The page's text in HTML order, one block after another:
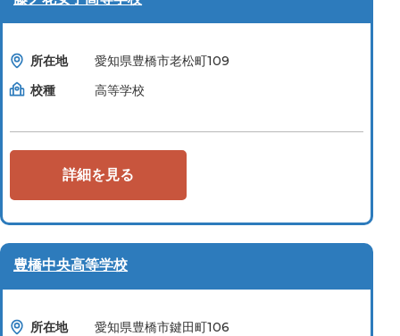
所在地
愛知県豊橋市老松町109
校種
高等学校
詳細を見る
豊橋中央高等学校
所在地
愛知県豊橋市鍵田町106